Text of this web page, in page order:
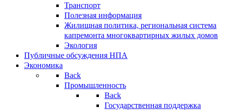
Транспорт
Полезная информация
Жилищная политика, региональная система
капремонта многоквартирных жилых домов
Экология
Публичные обсуждения НПА
Экономика
Back
Промышленность
Back
Государственная поддержка